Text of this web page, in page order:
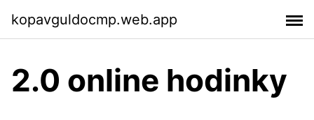
kopavguldocmp.web.app
2.0 online hodinky